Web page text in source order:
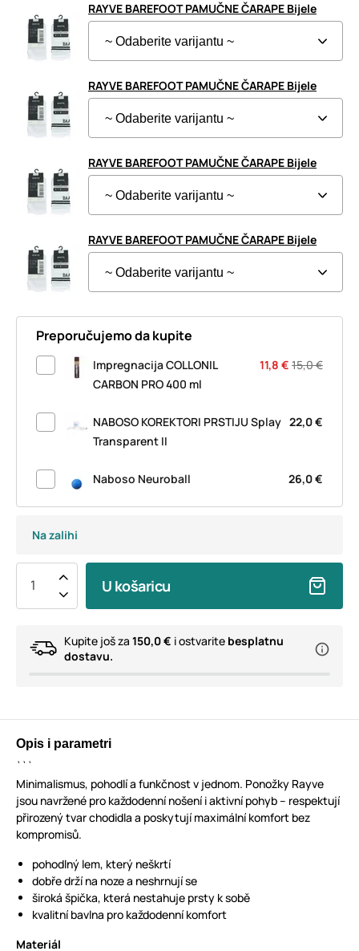
RAYVE BAREFOOT PAMUČNE ČARAPE Bijele
RAYVE BAREFOOT PAMUČNE ČARAPE Bijele
RAYVE BAREFOOT PAMUČNE ČARAPE Bijele
RAYVE BAREFOOT PAMUČNE ČARAPE Bijele
Preporučujemo da kupite
11,8 € 15,0 €
Impregnacija COLLONIL
CARBON PRO 400 ml
22,0 €
NABOSO KOREKTORI PRSTIJU Splay
Transparent II
26,0 €
Naboso Neuroball
Na zalihi
U košaricu
Kupite još za 150,0 € i ostvarite besplatnu
dostavu.
Opis i parametri
```
Minimalismus, pohodlí a funkčnost v jednom. Ponožky Rayve
jsou navržené pro každodenní nošení i aktivní pohyb – respektují
přirozený tvar chodidla a poskytují maximální komfort bez
kompromisů.
pohodlný lem, který neškrtí
dobře drží na noze a neshrnují se
široká špička, která nestahuje prsty k sobě
kvalitní bavlna pro každodenní komfort
Materiál